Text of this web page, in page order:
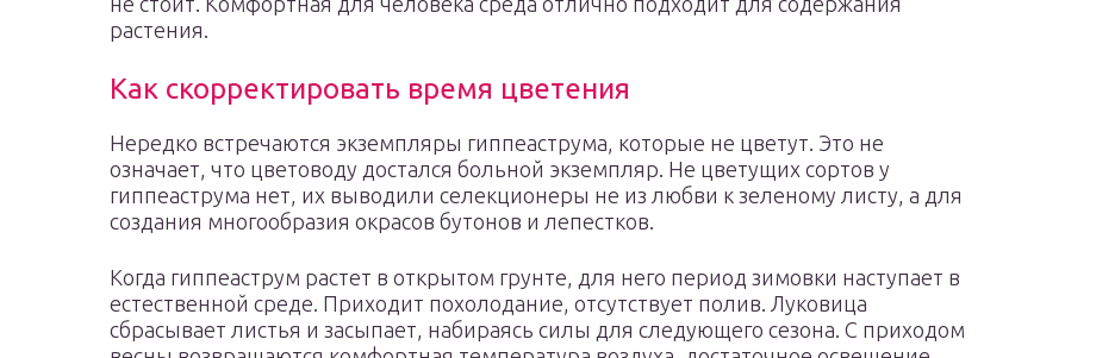
растения.
Как скорректировать время цветения
Нередко встречаются экземпляры гиппеаструма, которые не цветут. Это не
означает, что цветоводу достался больной экземпляр. Не цветущих сортов у
гиппеаструма нет, их выводили селекционеры не из любви к зеленому листу, а для
создания многообразия окрасов бутонов и лепестков.
Когда гиппеаструм растет в открытом грунте, для него период зимовки наступает в
естественной среде. Приходит похолодание, отсутствует полив. Луковица
сбрасывает листья и засыпает, набираясь силы для следующего сезона. С приходом